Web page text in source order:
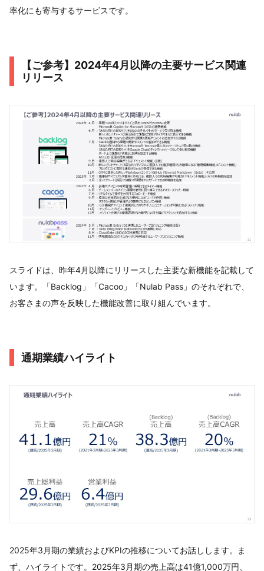
率化にも寄与するサービスです。
【ご参考】2024年4月以降の主要サービス関連
リリース
スライドは、昨年4月以降にリリースした主要な新機能を記載して
います。「Backlog」「Cacoo」「Nulab Pass」のそれぞれで、
お客さまの声を反映した機能改善に取り組んでいます。
通期業績ハイライト
2025年3月期の業績およびKPIの推移についてお話しします。ま
ず、ハイライトです。2025年3月期の売上高は41億1,000万円、